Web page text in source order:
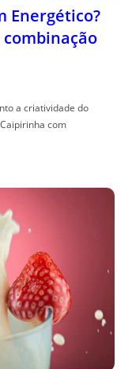
Energético?
a criatividade do
com